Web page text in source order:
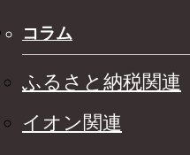
コラム
ふるさと納税関連
イオン関連